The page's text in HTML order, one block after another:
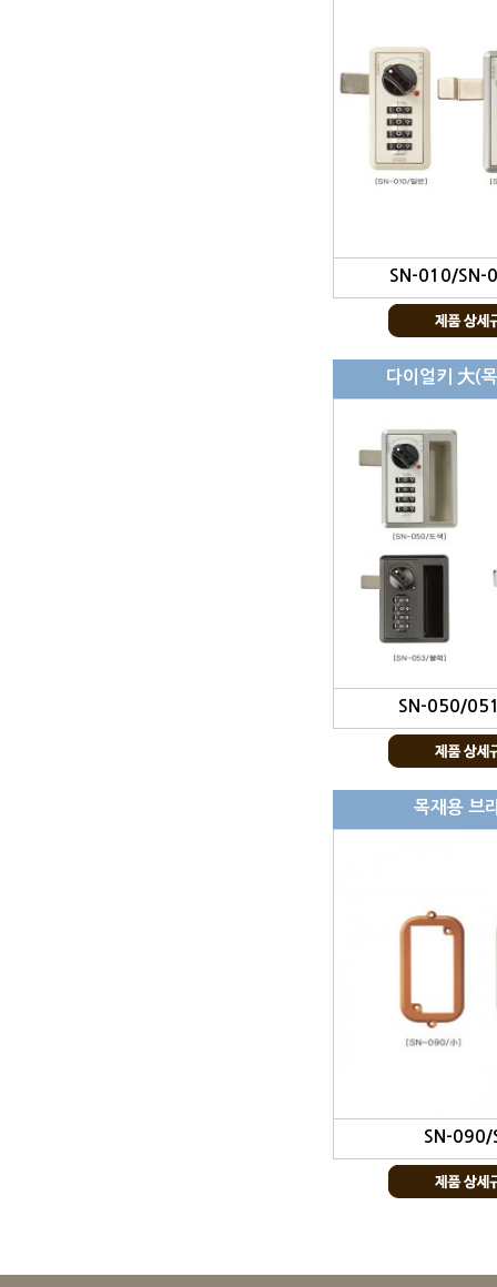
SN-010/SN-
다이얼키 大(
SN-050/
목재용 브
SN-090/